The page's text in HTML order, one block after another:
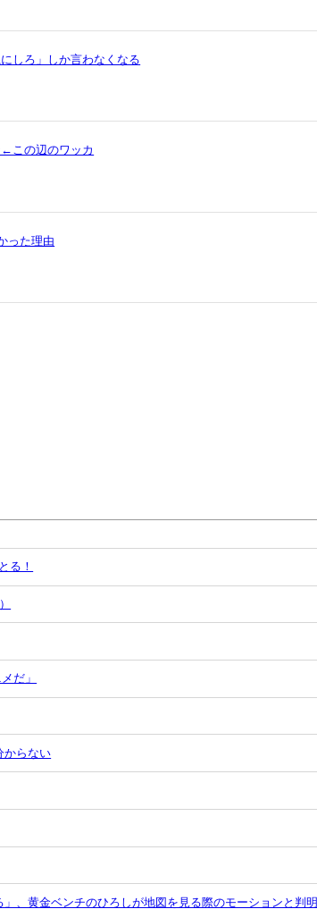
しろ」しか言わなくなる
←この辺のワッカ
った理由
る！
だ」
からない
、黄金ベンチのひろしが地図を見る際のモーションと判明